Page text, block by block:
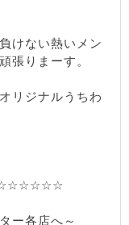
けない熱いメン
張りまーす。
リジナルうちわ
ー各店へ～